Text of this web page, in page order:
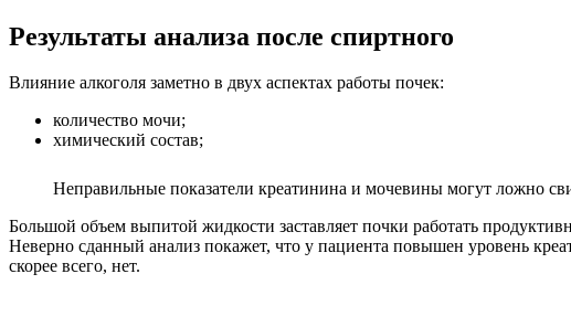
Результаты анализа после спиртного
Влияние алкоголя заметно в двух аспектах работы почек:
количество мочи;
химический состав;
Неправильные показатели креатинина и мочевины могут ложно
Большой объем выпитой жидкости заставляет почки работать
Неверно сданный анализ покажет, что у пациента повышен уровень
скорее всего, нет.